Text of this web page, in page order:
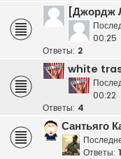
[Джордж
00:25
Ответы: 2
white
00:22
Ответы: 4
Сантьяго
Ответы: 1